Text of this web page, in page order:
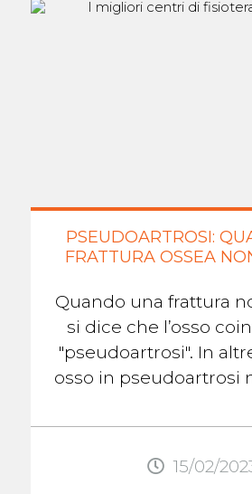
PSEUDOARTROSI:
FRATTURA OSSEA
Quando una frattura
si dice che l’osso
"pseudoartrosi". In
osso in pseudoartrosi
...
15/02/